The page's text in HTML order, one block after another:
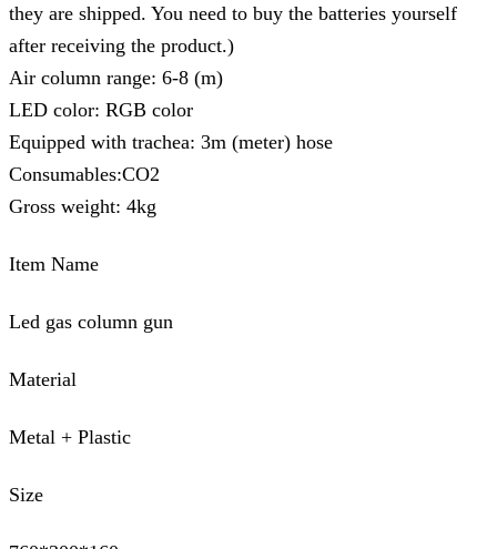
they are shipped. You need to buy the batteries yourself
after receiving the product.)
Air column range: 6-8 (m)
LED color: RGB color
Equipped with trachea: 3m (meter) hose
Consumables:CO2
Gross weight: 4kg
Item Name
Led gas column gun
Material
Metal + Plastic
Size